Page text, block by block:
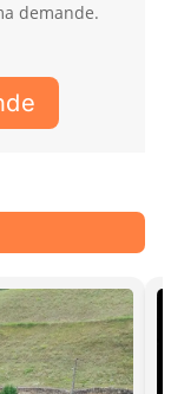
demande.